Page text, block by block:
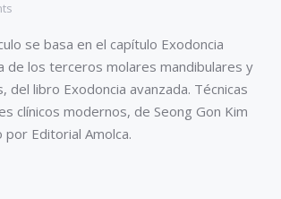
se basa en el capítulo Exodoncia
de los terceros molares mandibulares y
del libro Exodoncia avanzada. Técnicas
clínicos modernos, de Seong Gon Kim
por Editorial Amolca.